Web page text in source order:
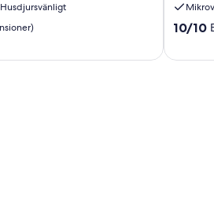
Husdjursvänligt
from
the
10.0
10/10